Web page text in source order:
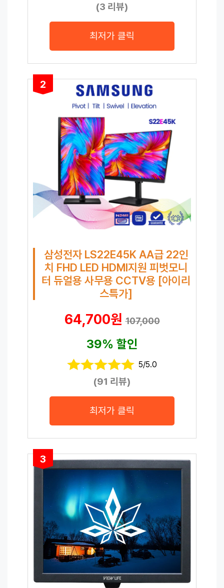
(3 리뷰)
최저가 클릭
2
삼성전자 LS22E45K AA급 22인
치 FHD LED HDMI지원 피벗모니
터 듀얼용 사무용 CCTV용 [아이리
스특가]
64,700원107,000
39% 할인
5/5.0
(91 리뷰)
최저가 클릭
3